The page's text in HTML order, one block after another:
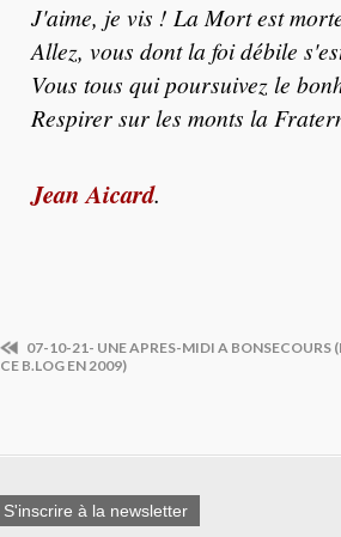
J'aime, je vis ! La Mort est
Allez, vous dont la foi débile
Vous tous qui poursuivez le
Respirer sur les monts la
Jean Aicard.
07-10-21- UNE APRES-MIDI A BONSECOURS
CE B.LOG EN 2009)
S'inscrire à la newsletter